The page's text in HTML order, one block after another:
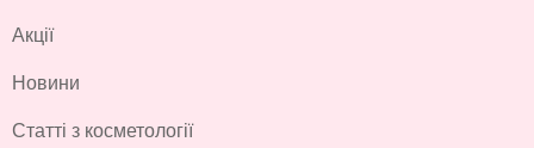
Акції
Новини
Статті з косметології